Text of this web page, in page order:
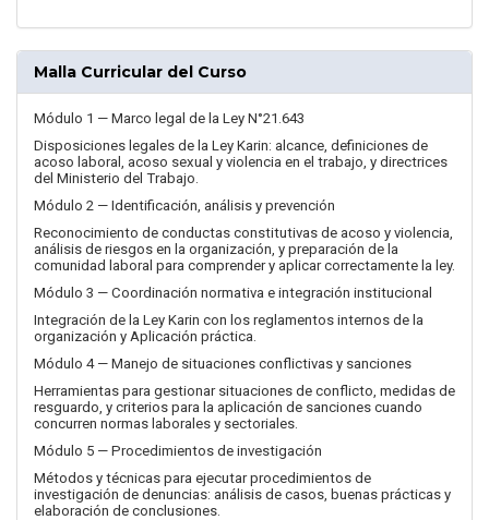
Malla Curricular del Curso
Módulo 1 — Marco legal de la Ley N°21.643
Disposiciones legales de la Ley Karin: alcance, definiciones de
acoso laboral, acoso sexual y violencia en el trabajo, y directrices
del Ministerio del Trabajo.
Módulo 2 — Identificación, análisis y prevención
Reconocimiento de conductas constitutivas de acoso y violencia,
análisis de riesgos en la organización, y preparación de la
comunidad laboral para comprender y aplicar correctamente la ley.
Módulo 3 — Coordinación normativa e integración institucional
Integración de la Ley Karin con los reglamentos internos de la
organización y Aplicación práctica.
Módulo 4 — Manejo de situaciones conflictivas y sanciones
Herramientas para gestionar situaciones de conflicto, medidas de
resguardo, y criterios para la aplicación de sanciones cuando
concurren normas laborales y sectoriales.
Módulo 5 — Procedimientos de investigación
Métodos y técnicas para ejecutar procedimientos de
investigación de denuncias: análisis de casos, buenas prácticas y
elaboración de conclusiones.